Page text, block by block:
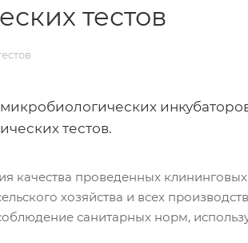
тестов
тестов.
качества проведенных
хозяйства и всех
санитарных норм,